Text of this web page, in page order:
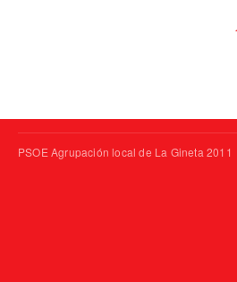
PSOE Agrupación local de La Gineta 2011